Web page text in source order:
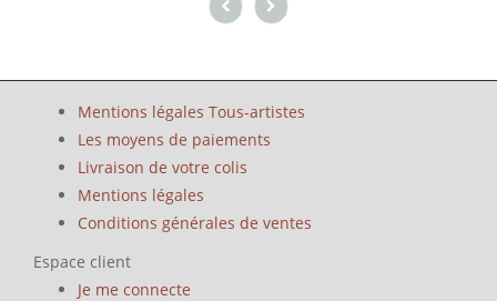
Mentions légales Tous-artistes
Les moyens de paiements
Livraison de votre colis
Mentions légales
Conditions générales de ventes
Espace client
Je me connecte